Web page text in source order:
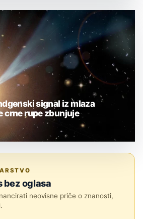
signal iz mlaza
crne rupe zbunjuje
bez oglasa
neovisne priče o znanosti,